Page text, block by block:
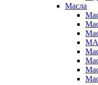
Масла